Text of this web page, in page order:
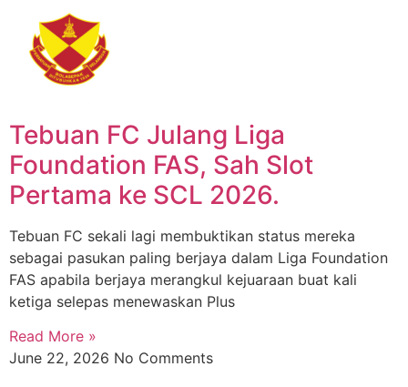
Tebuan FC Julang Liga
Foundation FAS, Sah Slot
Pertama ke SCL 2026.
Tebuan FC sekali lagi membuktikan status mereka
sebagai pasukan paling berjaya dalam Liga Foundation
FAS apabila berjaya merangkul kejuaraan buat kali
ketiga selepas menewaskan Plus
Read More »
June 22, 2026 No Comments